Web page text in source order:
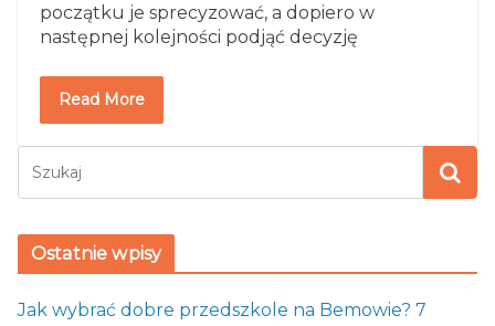
początku je sprecyzować, a dopiero w
następnej kolejności podjąć decyzję
Read More
Ostatnie wpisy
Jak wybrać dobre przedszkole na Bemowie? 7